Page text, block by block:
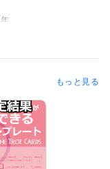
もっと見る